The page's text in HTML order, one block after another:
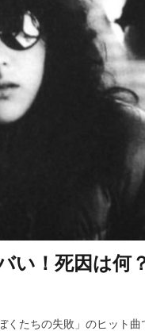
い！死因は何
たちの失敗」のヒット